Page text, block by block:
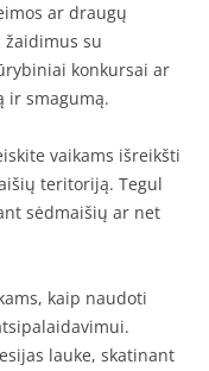
ar draugų
su
konkursai ar
ir smagumą.
vaikams išreikšti
teritoriją. Tegul
sėdmaišių ar net
kaip naudoti
lauke, skatinant